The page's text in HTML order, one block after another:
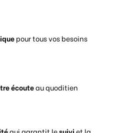
pour tous vos besoins
écouteau quoditien